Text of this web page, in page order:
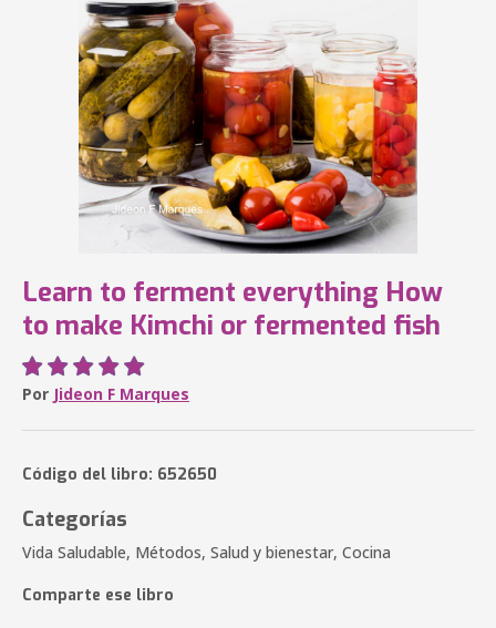
Learn to ferment everything How
to make Kimchi or fermented fish
Por Jideon F Marques
Código del libro: 652650
Categorías
Vida Saludable, Métodos, Salud y bienestar, Cocina
Comparte ese libro